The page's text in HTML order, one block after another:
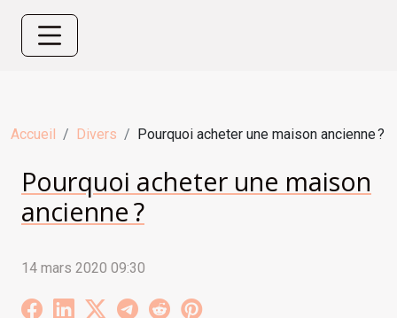
Accueil Divers Pourquoi acheter une maison ancienne ?
Pourquoi acheter une maison
ancienne ?
14 mars 2020 09:30